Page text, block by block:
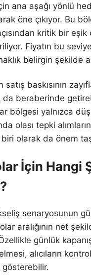
ana aşağı yönlü
öne çıkıyor. Bu
kritik bir eşik
Fiyatın bu
belirgin şekilde
satış baskısının
da beraberinde
bölgesi yalnızca
olası tepki
olarak da önem
İçin Hangi
senaryosunun
aralığının net
günlük
alıcıların
gösterebilir.